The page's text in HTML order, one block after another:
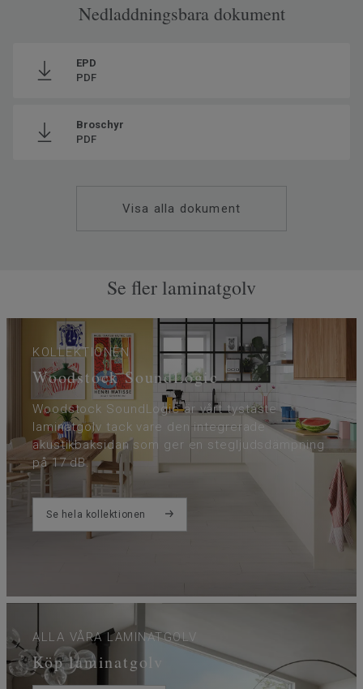
Nedladdningsbara dokument
EPD
PDF
Broschyr
PDF
Visa alla dokument
Se fler laminatgolv
KOLLEKTIONEN
Woodstock SoundLogic
Woodstock SoundLogic är vårt tystaste
laminatgolv tack vare den integrerade
akustikbaksidan som ger en stegljudsdämpning
på 17 dB.
Se hela kollektionen
ALLA VÅRA LAMINATGOLV
Köp laminatgolv